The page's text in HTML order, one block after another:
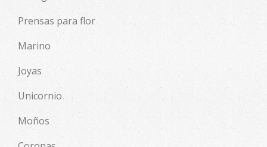
Prensas para flor
Marino
Joyas
Unicornio
Moños